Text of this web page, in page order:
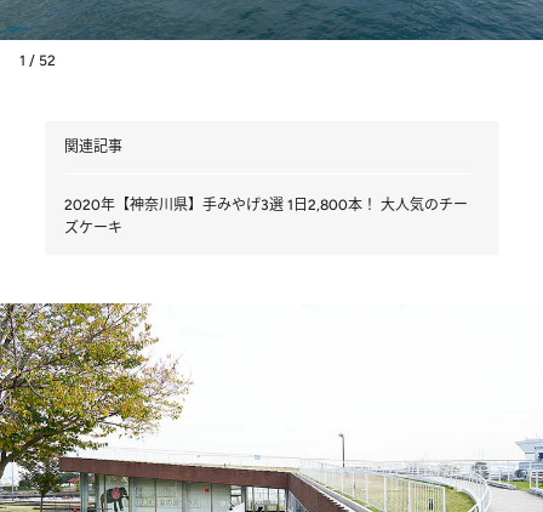
1 / 52
関連記事
2020年【神奈川県】手みやげ3選 1日2,800本！ 大人気のチー
ズケーキ